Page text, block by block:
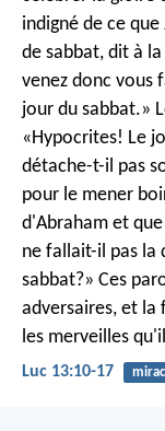
indigné de ce
de sabbat, dit à
venez donc vous
jour du sabbat.»
«Hypocrites! Le
détache-t-il pas
pour le mener
d'Abraham et
ne fallait-il pas la
sabbat?» Ces
adversaires, et
les merveilles
Luc 13:10-17